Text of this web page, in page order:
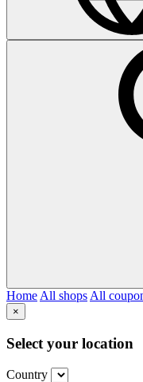
Home All shops All
×
Select your location
Country